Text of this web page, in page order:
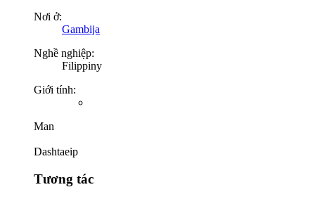
Nơi ở:
Gambija
Nghề nghiệp:
Filippiny
Giới tính:
Man
Dashtaeip
Tương tác